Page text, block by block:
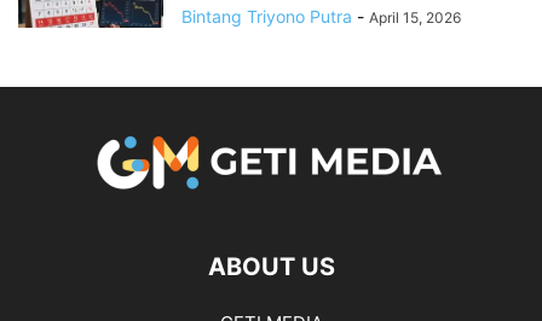
Bintang Triyono Putra - April 15, 2026
ABOUT US